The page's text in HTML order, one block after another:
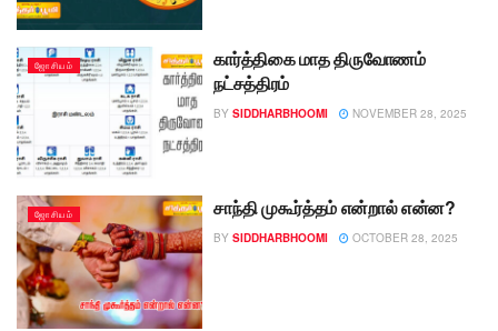
ஜோசியம்
கார்த்திகை மாத திருவோணம்
நட்சத்திரம்
BY SIDDHARBHOOMI NOVEMBER 28, 2025
ஜோசியம் சாந்தி முகூர்த்தம் என்றால் என்ன?
BY SIDDHARBHOOMI OCTOBER 28, 2025